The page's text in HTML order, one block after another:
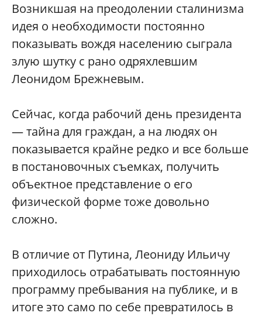
Возникшая на преодолении сталинизма
идея о необходимости постоянно
показывать вождя населению сыграла
злую шутку с рано одряхлевшим
Леонидом Брежневым.
Сейчас, когда рабочий день президента
— тайна для граждан, а на людях он
показывается крайне редко и все больше
в постановочных съемках, получить
объектное представление о его
физической форме тоже довольно
сложно.
В отличие от Путина, Леониду Ильичу
приходилось отрабатывать постоянную
программу пребывания на публике, и в
итоге это само по себе превратилось в